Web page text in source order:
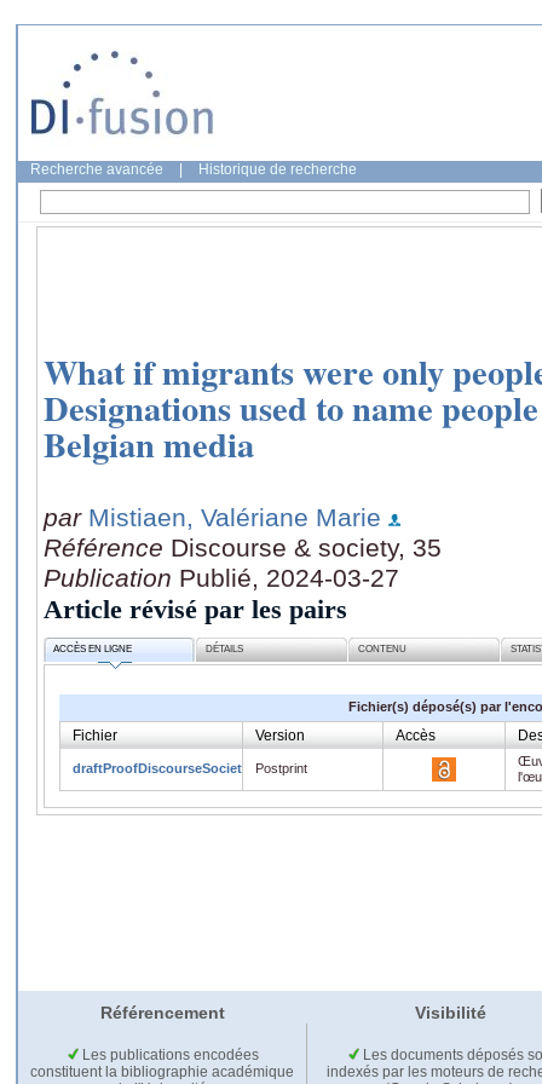
Recherche avancée Historique de recherche
What if migrants were only
Designations used to name
Belgian media
par Mistiaen, Valériane Marie
Référence Discourse & society, 35
Publication Publié, 2024-03-27
Article révisé par les pairs
ACCÈS EN LIGNE DÉTAILS CONTENU
Fichier(s) déposé(s) par
Fichier Version Accès
draftProofDiscourseSociety.pdfPostprint
Référencement Visibilité
Les publications encodées
constituent la bibliographie académique
Les documents déposés
indexés par les moteurs de